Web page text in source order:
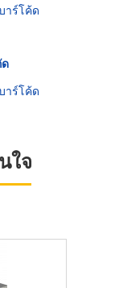
าร์โค้ด
าร์โค้ด
ใจ